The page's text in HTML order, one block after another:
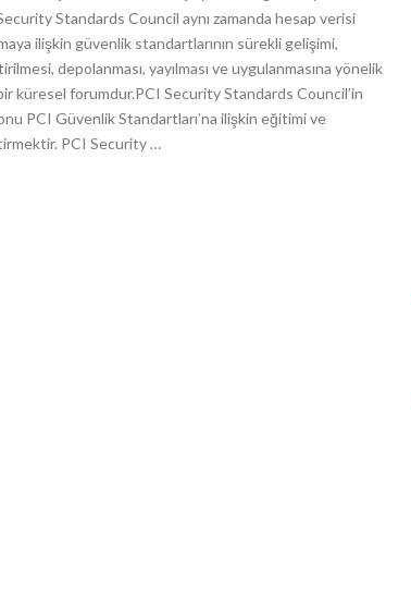
Standards Council aynı zamanda hesap verisi
ilişkin güvenlik standartlarının sürekli gelişimi,
depolanması, yayılması ve uygulanmasına yönelik
küresel forumdur.PCI Security Standards Council’in
PCI Güvenlik Standartları’na ilişkin eğitimi ve
PCI Security …